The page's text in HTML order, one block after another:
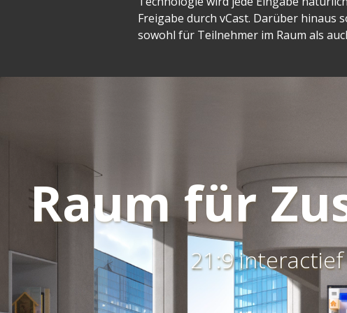
Freigabe durch vCast. Darüber
sowohl für Teilnehmer im Raum als
Raum für
21:9